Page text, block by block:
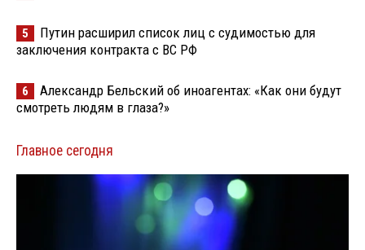
5
Путин расширил список лиц с судимостью для
заключения контракта с ВС РФ
6
Александр Бельский об иноагентах: «Как они будут
смотреть людям в глаза?»
Главное сегодня